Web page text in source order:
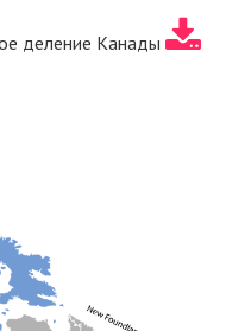
деление Канады